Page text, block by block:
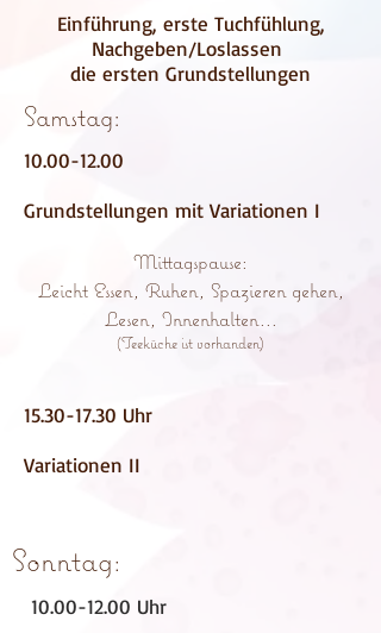
Einführung, erste Tuchfühlung,
Nachgeben/Loslassen
die ersten Grundstellungen
Samstag:
10.00-12.00
Grundstellungen mit Variationen I
Mittagspause:
Leicht Essen, Ruhen, Spazieren gehen,
Lesen, Innenhalten...
(Teeküche ist vorhanden)
15.30-17.30 Uhr
Variationen II
Sonntag:
10.00-12.00 Uhr